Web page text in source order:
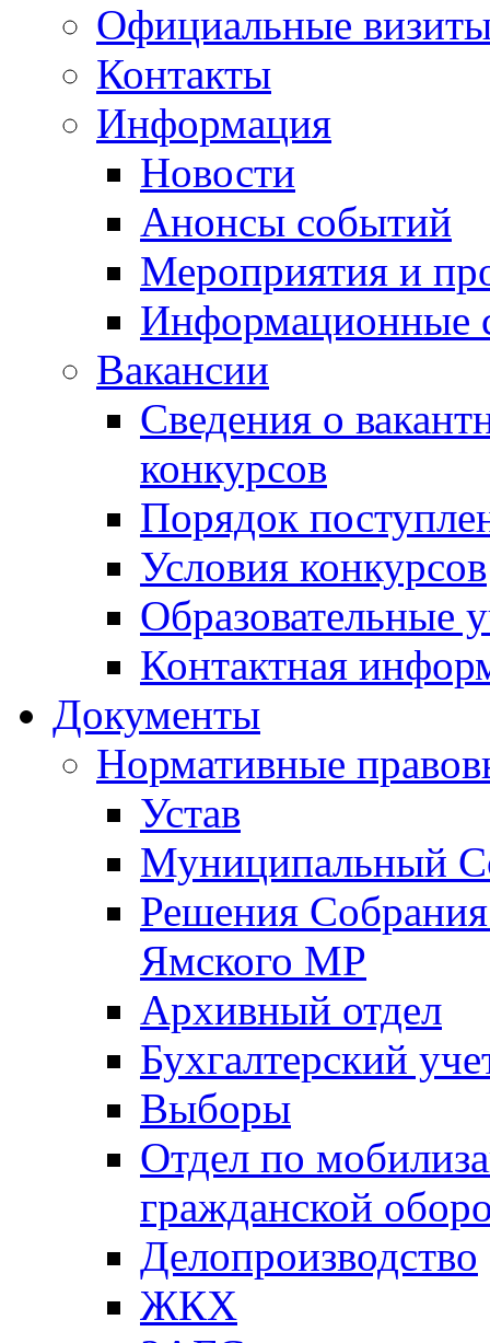
Официальные
Контакты
Информация
Новости
Анонсы событий
Мероприятия и
Информационные
Вакансии
Сведения о
конкурсов
Порядок
Условия конкурсов
Образовательные
Контактная
Документы
Нормативные
Устав
Муниципальный
Решения
Ямского МР
Архивный отдел
Бухгалтерский
Выборы
Отдел по
гражданской
Делопроизводство
ЖКХ